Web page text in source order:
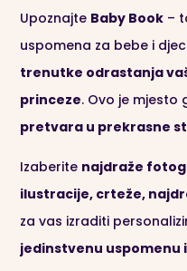
Upoznajte Baby Book –
uspomena za bebe i
trenutke odrastanja
princeze. Ovo je mjesto
pretvara u prekrasne
Izaberite najdraže
ilustracije, crteže,
za vas izraditi
jedinstvenu uspomenu